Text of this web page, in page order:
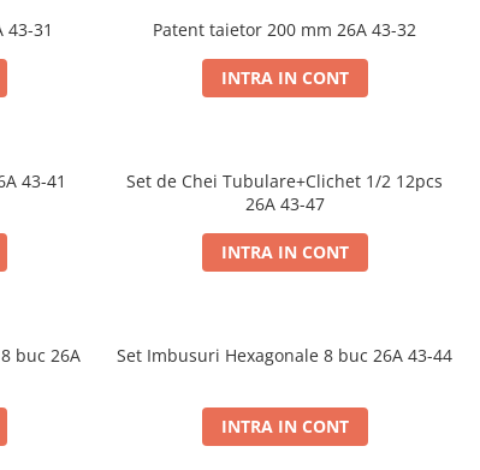
31 Patent taietor 200 mm 26A 43-32
INTRA IN CONT
43-41
Set de Chei Tubulare+Clichet 1/2 12pcs
26A 43-47
INTRA IN CONT
buc 26A
Set Imbusuri Hexagonale 8 buc 26A 43-44
INTRA IN CONT